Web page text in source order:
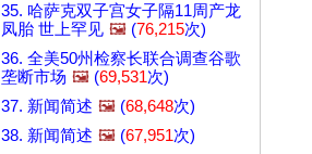
35. 哈萨克双子宫女子隔11周产龙
凤胎 世上罕见 🖼️ (76,215次)
36. 全美50州检察长联合调查谷歌
垄断市场 🖼️ (69,531次)
37. 新闻简述 🖼️ (68,648次)
38. 新闻简述 🖼️ (67,951次)